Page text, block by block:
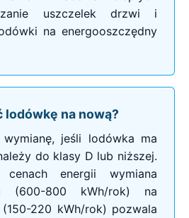
uszczelek drzwi i
na energooszczędny
lodówkę na nową?
jeśli lodówka ma
do klasy D lub niższej.
energii wymiana
(600-800 kWh/rok) na
220 kWh/rok) pozwala